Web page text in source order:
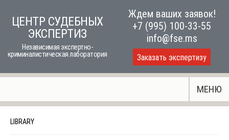
ЦЕНТР СУДЕБНЫХ
ЭКСПЕРТИЗ
Независимая экспертно-
криминалистическая лаборатория
Ждем ваших заявок!
+7 (995) 100-33-55
info@fse.ms
Заказать экспертизу
МЕНЮ
LIBRARY